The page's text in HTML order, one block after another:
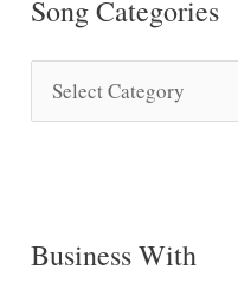
Song Categories
o
Business With